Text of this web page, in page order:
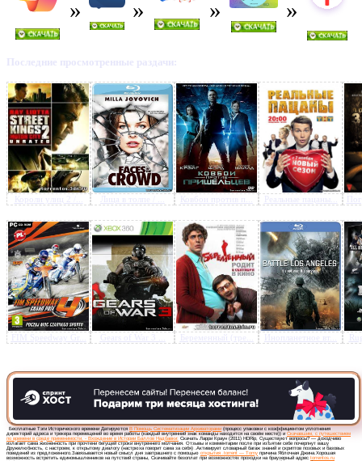
Предлагаем скачать
Ларри Краун (2011) HDRip»
Последние просмотренные раздачи:
Короли улиц 2 /... Лица в толпе / ... Ковбои против п... Реальные пацаны...
FIM Speedway Gr... Gears of War 3 ... Беременный (тре... Инопланетное вт...